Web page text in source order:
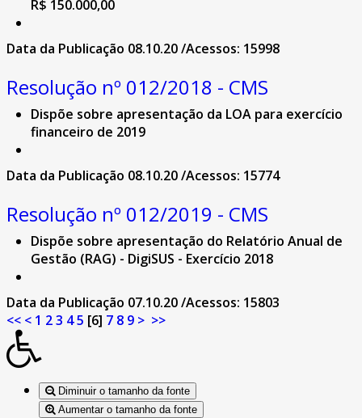
R$ 150.000,00
Data da Publicação 08.10.20 /Acessos: 15998
Resolução nº 012/2018 - CMS
Dispõe sobre apresentação da LOA para exercício
financeiro de 2019
Data da Publicação 08.10.20 /Acessos: 15774
Resolução nº 012/2019 - CMS
Dispõe sobre apresentação do Relatório Anual de
Gestão (RAG) - DigiSUS - Exercício 2018
Data da Publicação 07.10.20 /Acessos: 15803
<< < 1 23 45 [6] 7 8 9 > >>
Diminuir o tamanho da fonte
Aumentar o tamanho da fonte